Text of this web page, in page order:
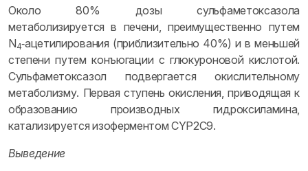
Около 80% дозы сульфаметоксазола
метаболизируется в печени, преимущественно путем
N4‑ацетилирования (приблизительно 40%) и в меньшей
степени путем конъюгации с глюкуроновой кислотой.
Сульфаметоксазол подвергается окислительному
метаболизму. Первая ступень окисления, приводящая к
образованию производных гидроксиламина,
катализируется изоферментом CYP2C9.
Выведение